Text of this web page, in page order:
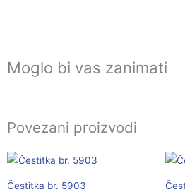
Moglo bi vas zanimati
Povezani proizvodi
Čestitka br. 5903